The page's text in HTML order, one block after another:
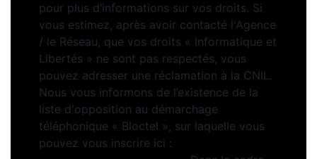
pour plus d’informations sur vos droits. Si
vous estimez, après avoir contacté l'Agence
/ le Réseau, que vos droits « Informatique et
Libertés » ne sont pas respectés, vous
pouvez adresser une réclamation à la CNIL.
Nous vous informons de l’existence de la
liste d'opposition au démarchage
téléphonique « Bloctel », sur laquelle vous
pouvez vous inscrire ici :